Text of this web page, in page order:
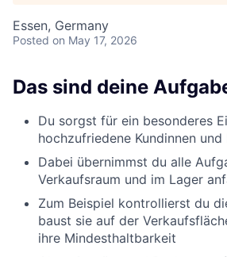
Essen, Germany
Posted on May 17, 2026
Das sind deine
Du sorgst für ein besonderes
hochzufriedene Kundinnen und
Dabei übernimmst du alle
Verkaufsraum und im Lager
Zum Beispiel kontrollierst du
baust sie auf der
ihre Mindesthaltbarkeit